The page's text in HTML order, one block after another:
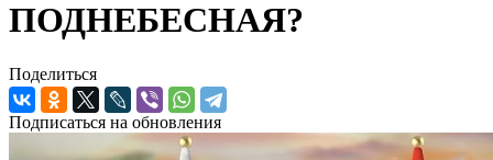
ПОДНЕБЕСНАЯ?
Поделиться
Подписаться на обновления